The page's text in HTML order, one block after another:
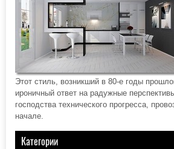
Этот стиль, возникший в 80-е годы
ироничный ответ на радужные
господства технического прогресса,
начале.
Категории